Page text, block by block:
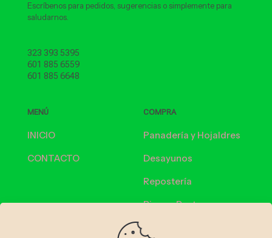
Escríbenos para pedidos, sugerencias o simplemente para
saludarnos.
323 393 5395
601 885 6559
601 885 6648
MENÚ
INICIO
CONTACTO
COMPRA
Panadería y Hojaldres
Desayunos
Repostería
Pizzas, Pastas y